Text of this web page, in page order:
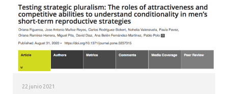
22 junio 2021